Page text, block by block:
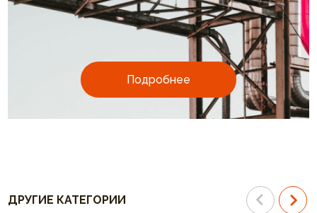
Подробнее
ДРУГИЕ КАТЕГОРИИ